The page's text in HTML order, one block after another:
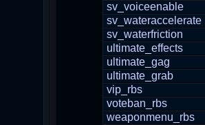
sv_voiceenable
sv_wateraccelerate
sv_waterfriction
ultimate_effects
ultimate_gag
ultimate_grab
vip_rbs
voteban_rbs
weaponmenu_rbs